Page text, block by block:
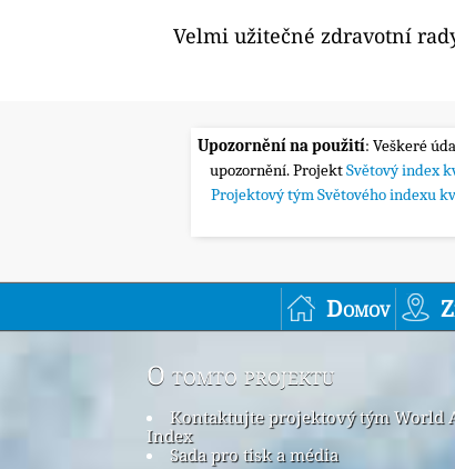
Velmi užitečné zdravotní
Upozornění na použití: Veškeré
upozornění. ProjektSvětový index
Projektový tým Světového indexu
Domov
O tomto projektu
Kontaktujte projektový tým World
Index
Sada pro tisk a média